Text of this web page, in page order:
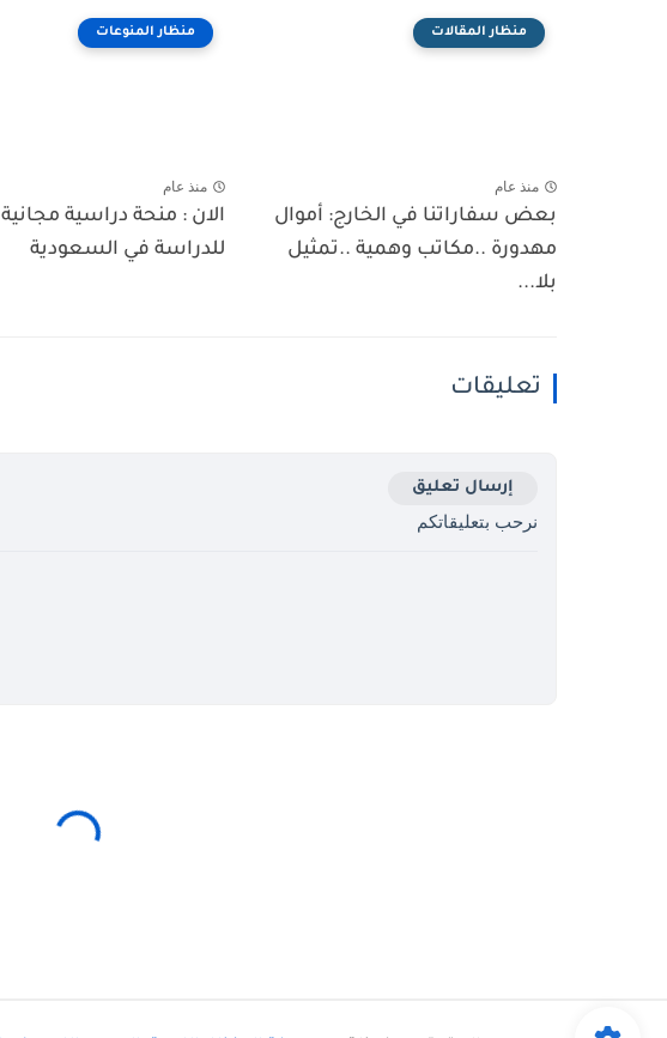
منظار المقالات
منذ عام
بعض سفاراتنا في الخارج: أموال
مهدورة ..مكاتب وهمية ..تمثيل
بلا...
منظار المنوعات
منذ عام
الان : منحة دراسية مجانية
للدراسة في السعودية
تعليقات
إرسال تعليق
نرحب بتعليقاتكم